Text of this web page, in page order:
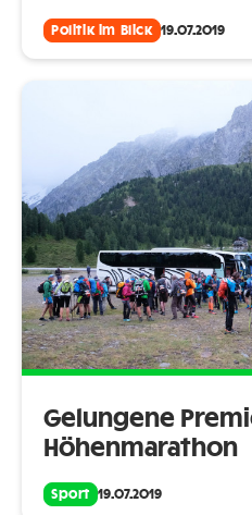
Politik im Blick 19.07.2019
Gelungene
Höhenmarathon
Sport 19.07.2019